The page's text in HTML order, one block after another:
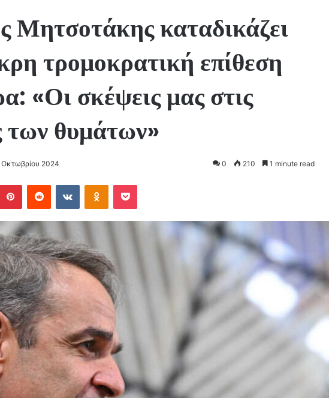
Μητσοτάκης καταδικάζει
τρομοκρατική επίθεση
«Οι σκέψεις μας στις
των θυμάτων»
Οκτωβρίου 2024 0 210 1 minute read
PinterestReddit VKontakteOdnoklassniki
Pocket